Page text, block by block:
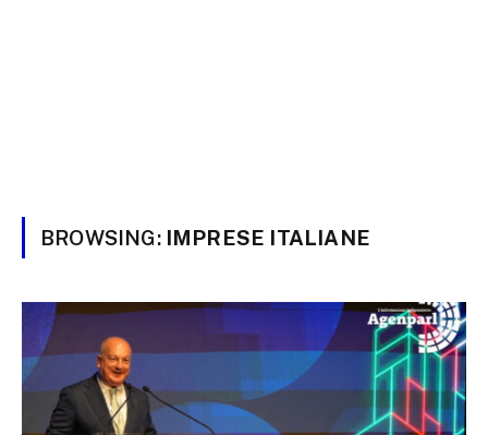
BROWSING: IMPRESE ITALIANE